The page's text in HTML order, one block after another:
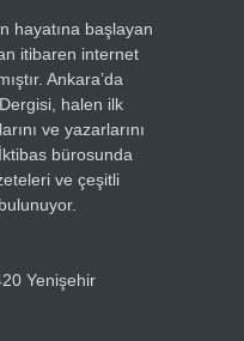
hayatına başlayan
itibaren internet
Ankara’da
halen ilk
ve yazarlarını
bürosunda
ve çeşitli
Yenişehir